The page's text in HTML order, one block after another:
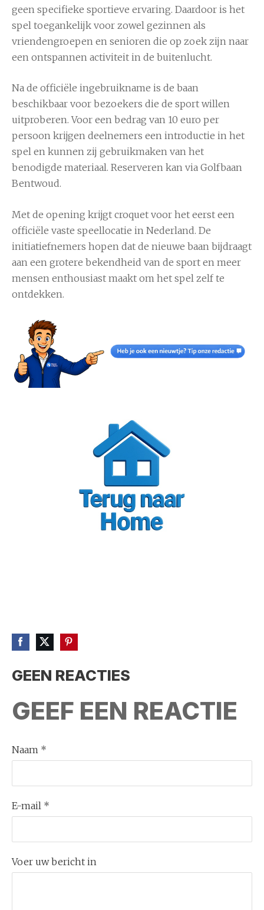
geen specifieke sportieve ervaring. Daardoor is het
spel toegankelijk voor zowel gezinnen als
vriendengroepen en senioren die op zoek zijn naar
een ontspannen activiteit in de buitenlucht.
Na de officiële ingebruikname is de baan
beschikbaar voor bezoekers die de sport willen
uitproberen. Voor een bedrag van 10 euro per
persoon krijgen deelnemers een introductie in het
spel en kunnen zij gebruikmaken van het
benodigde materiaal. Reserveren kan via Golfbaan
Bentwoud.
Met de opening krijgt croquet voor het eerst een
officiële vaste speellocatie in Nederland. De
initiatiefnemers hopen dat de nieuwe baan bijdraagt
aan een grotere bekendheid van de sport en meer
mensen enthousiast maakt om het spel zelf te
ontdekken.
GEEN REACTIES
GEEF EEN REACTIE
Naam *
E-mail *
Voer uw bericht in